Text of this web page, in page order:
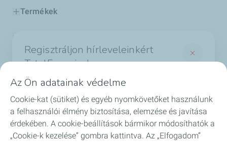
Regisztráljon hírleveleinkért
TotalEnergies!
És értesüljön a legérdekesebb hírekről a
TotalEnergies világából
*Required fields
Termékek
Biztonság
GYIK
Blog
Az Ön adatainak védelme
Cookie-kat (sütiket) és egyéb nyomkövetőket használunk
a felhasználói élmény biztosítása, elemzése és javítása
érdekében. A cookie-beállítások bármikor módosíthatók a
„Cookie-k kezelése” gombra kattintva. Az „Elfogadom”